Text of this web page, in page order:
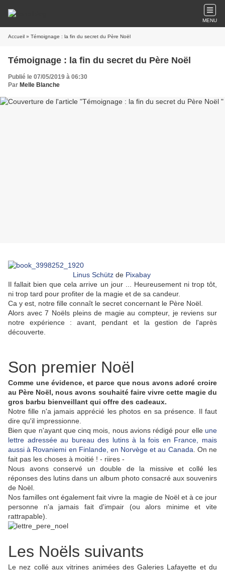
MENU
Accueil » Témoignage : la fin du secret du Père Noël
Témoignage : la fin du secret du Père Noël
Publié le 07/05/2019 à 06:30
Par Melle Blanche
Linus Schützde Pixabay
Il fallait bien que cela arrive un jour ... Heureusement ni trop tôt,
ni trop tard pour profiter de la magie et de sa candeur.
Ca y est, notre fille connaît le secret concernant le Père Noël.
Alors avec 7 Noëls pleins de magie au compteur, je reviens sur
notre expérience : avant, pendant et la gestion de l'après
découverte.
Son premier Noël
Comme une évidence, et parce que nous avons adoré croire
au Père Noël, nous avons souhaité faire vivre cette magie du
gros barbu bienveillant qui offre des cadeaux.
Notre fille n'a jamais apprécié les photos en sa présence. Il faut
dire qu'il impressionne.
Bien que n'ayant que cinq mois, nous avions rédigé pour elle une
lettre adressée au bureau des lutins à la fois en France, mais
aussi à Rovaniemi en Finlande, en Norvège et au Canada . On ne
fait pas les choses à moitié ! - riires -
Nous avons conservé un double de la missive et collé les
réponses des lutins dans un album photo consacré aux souvenirs
de Noël.
Nos familles ont également fait vivre la magie de Noël et à ce jour
personne n'a jamais fait d'impair (ou alors minime et vite
rattrapable).
Les Noëls suivants
Le nez collé aux vitrines animées des Galeries Lafayette et du